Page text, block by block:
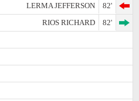
LERMA JEFFERSON
82'
RIOS RICHARD
82'